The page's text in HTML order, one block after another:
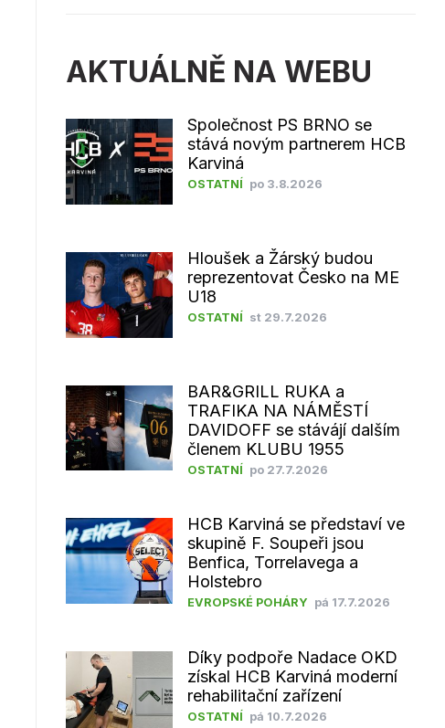
AKTUÁLNĚ NA WEBU
Společnost PS BRNO se
stává novým partnerem HCB
Karviná
OSTATNÍ po 3.8.2026
Hloušek a Žárský budou
reprezentovat Česko na ME
U18
OSTATNÍ st 29.7.2026
BAR&GRILL RUKA a
TRAFIKA NA NÁMĚSTÍ
DAVIDOFF se stávájí dalším
členem KLUBU 1955
OSTATNÍ po 27.7.2026
HCB Karviná se představí ve
skupině F. Soupeři jsou
Benfica, Torrelavega a
Holstebro
EVROPSKÉ POHÁRY pá 17.7.2026
Díky podpoře Nadace OKD
získal HCB Karviná moderní
rehabilitační zařízení
OSTATNÍ pá 10.7.2026